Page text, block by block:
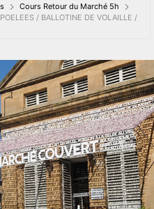
Cours Retour du Marché 5h
/ BALLOTINE DE VOLAILLE /